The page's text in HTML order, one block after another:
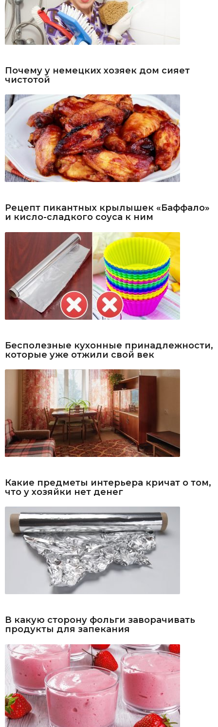
Почему у немецких хозяек дом сияет
чистотой
Рецепт пикантных крылышек «Баффало»
и кисло-сладкого соуса к ним
Бесполезные кухонные принадлежности,
которые уже отжили свой век
Какие предметы интерьера кричат о том,
что у хозяйки нет денег
В какую сторону фольги заворачивать
продукты для запекания